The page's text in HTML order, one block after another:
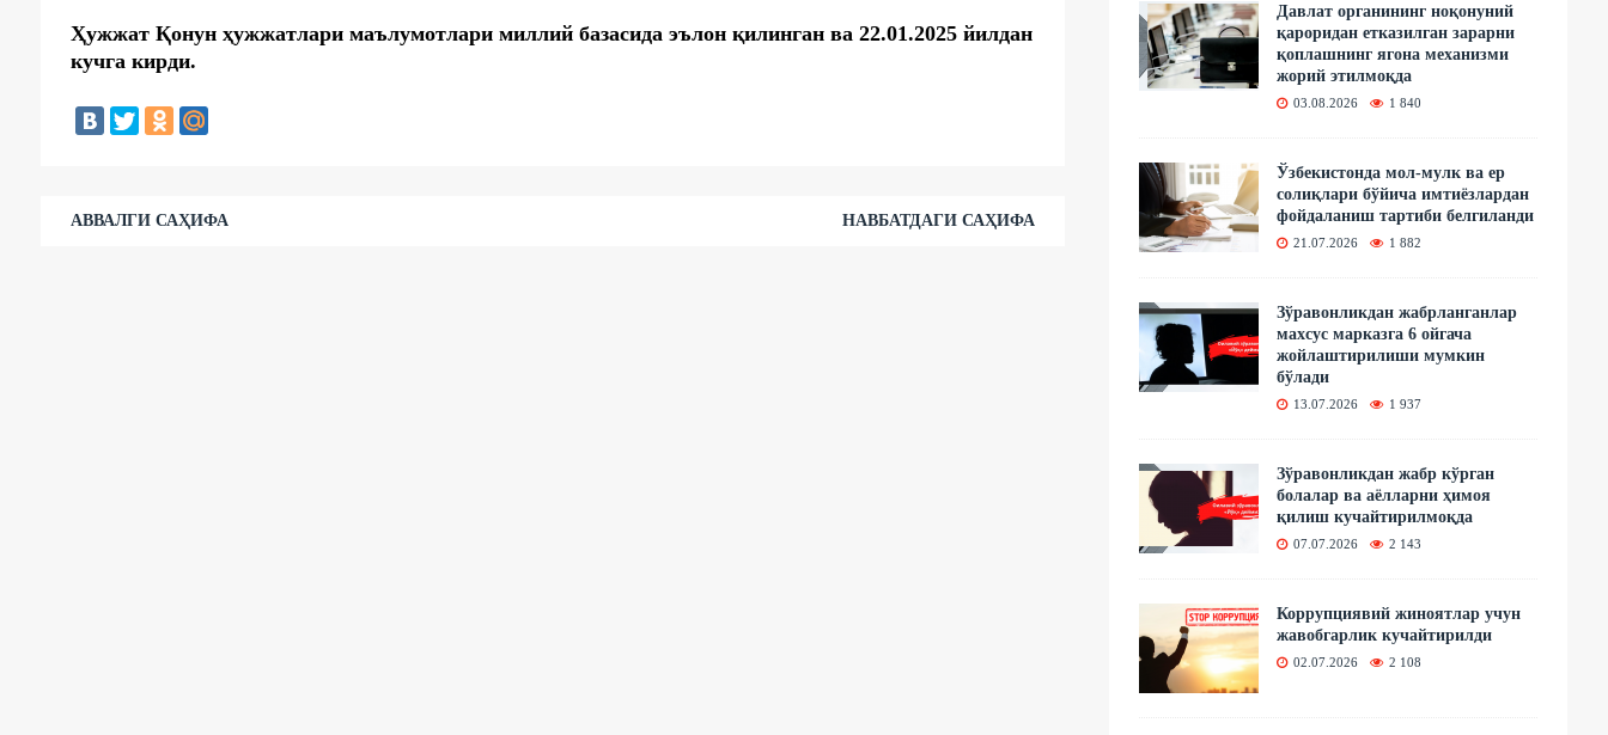
Ҳужжат Қонун ҳужжатлари маълумотлари миллий базасида эълон қилинган ва 22.01.2025 йилдан
кучга кирди.
АВВАЛГИ САҲИФА НАВБАТДАГИ САҲИФА
Давлат органининг ноқонуний
қароридан етказилган зарарни
қоплашнинг ягона механизми
жорий этилмоқда
03.08.2026 1 840
Ўзбекистонда мол-мулк ва ер
солиқлари бўйича имтиёзлардан
фойдаланиш тартиби белгиланди
21.07.2026 1 882
Зўравонликдан жабрланганлар
махсус марказга 6 ойгача
жойлаштирилиши мумкин
бўлади
13.07.2026 1 937
Зўравонликдан жабр кўрган
болалар ва аёлларни ҳимоя
қилиш кучайтирилмоқда
07.07.2026 2 143
Коррупциявий жиноятлар учун
жавобгарлик кучайтирилди
02.07.2026 2 108